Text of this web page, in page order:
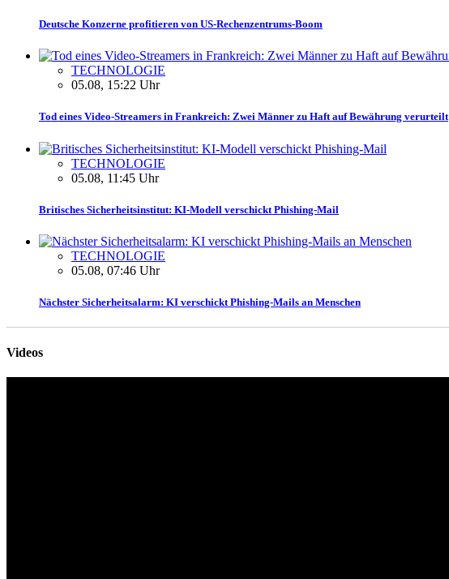
Deutsche Konzerne profitieren von US-Rechenzentrums-Boom
TECHNOLOGIE
05.08, 15:22 Uhr
Tod eines Video-Streamers in Frankreich: Zwei Männer zu Haft auf Bewährung verurteilt
TECHNOLOGIE
05.08, 11:45 Uhr
Britisches Sicherheitsinstitut: KI-Modell verschickt Phishing-Mail
TECHNOLOGIE
05.08, 07:46 Uhr
Nächster Sicherheitsalarm: KI verschickt Phishing-Mails an Menschen
Videos